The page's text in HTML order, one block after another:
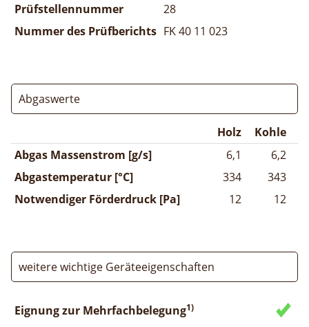
Prüfstellennummer
28
Nummer des Prüfberichts FK 40 11 023
Abgaswerte
Holz
Kohle
Abgas Massenstrom [g/s]
6,1
6,2
Abgastemperatur [°C]
334
343
Notwendiger Förderdruck [Pa]
12 12
weitere wichtige Geräteeigenschaften
Eignung zur Mehrfachbelegung1)